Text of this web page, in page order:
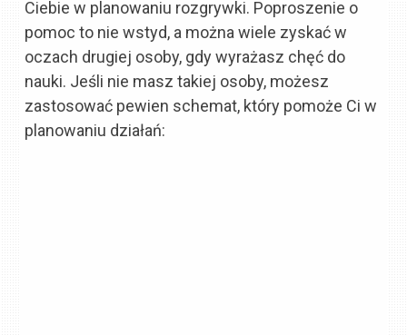
Ciebie w planowaniu rozgrywki. Poproszenie o
pomoc to nie wstyd, a można wiele zyskać w
oczach drugiej osoby, gdy wyrażasz chęć do
nauki. Jeśli nie masz takiej osoby, możesz
zastosować pewien schemat, który pomoże Ci w
planowaniu działań: